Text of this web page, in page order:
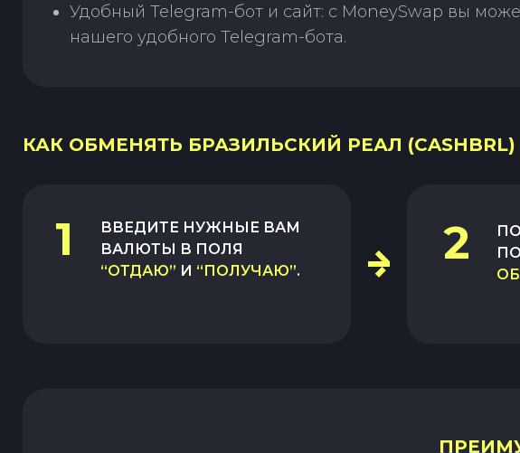
Удобный Telegram-бот и сайт: с MoneySwap вы
нашего удобного Telegram-бота.
КАК ОБМЕНЯТЬ БРАЗИЛЬСКИЙ РЕАЛ (CASHBRL)
1
ВВЕДИТЕ НУЖНЫЕ ВАМ
ВАЛЮТЫ В ПОЛЯ
“ОТДАЮ” И “ПОЛУЧАЮ”.
2